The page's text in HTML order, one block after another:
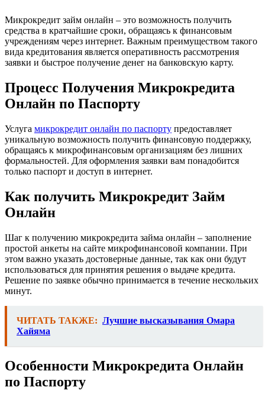
Микрокредит займ онлайн – это возможность получить
средства в кратчайшие сроки, обращаясь к финансовым
учреждениям через интернет. Важным преимуществом такого
вида кредитования является оперативность рассмотрения
заявки и быстрое получение денег на банковскую карту.
Процесс Получения Микрокредита
Онлайн по Паспорту
Услуга микрокредит онлайн по паспорту предоставляет
уникальную возможность получить финансовую поддержку,
обращаясь к микрофинансовым организациям без лишних
формальностей. Для оформления заявки вам понадобится
только паспорт и доступ в интернет.
Как получить Микрокредит Займ
Онлайн
Шаг к получению микрокредита займа онлайн – заполнение
простой анкеты на сайте микрофинансовой компании. При
этом важно указать достоверные данные, так как они будут
использоваться для принятия решения о выдаче кредита.
Решение по заявке обычно принимается в течение нескольких
минут.
ЧИТАТЬ ТАКЖЕ: Лучшие высказывания Омара
Хайяма
Особенности Микрокредита Онлайн
по Паспорту